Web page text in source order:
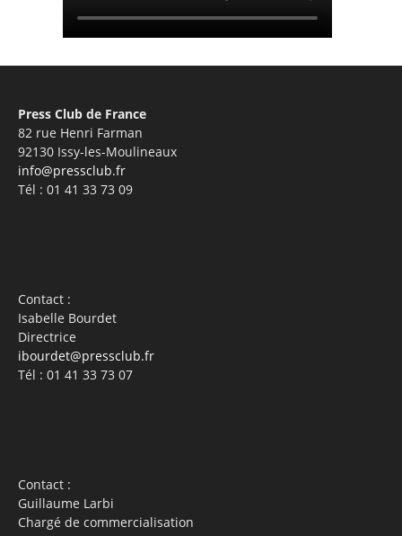
Press Club de France
82 rue Henri Farman
92130 Issy-les-Moulineaux
info@pressclub.fr
Tél : 01 41 33 73 09
Contact :
Isabelle Bourdet
Directrice
ibourdet@pressclub.fr
Tél : 01 41 33 73 07
Contact :
Guillaume Larbi
Chargé de commercialisation